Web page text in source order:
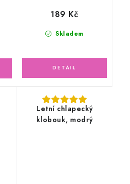
Skladem
189 Kč
Letní chlapecký
klobouk, modrý